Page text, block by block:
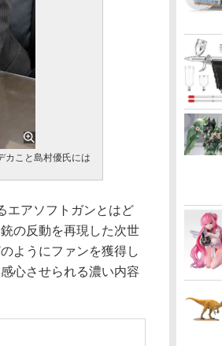
カこと島村優氏には
エアソフトガンとはど
の反動を再現した次世
ようにファンを獲得し
心させられる濃い内容